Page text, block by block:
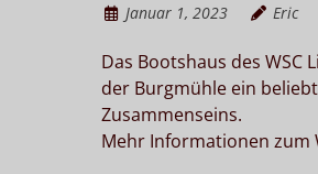
Januar 1, 2023 Eric
Das Bootshaus des
der Burgmühle ein
Zusammenseins.
Mehr Informationen zum